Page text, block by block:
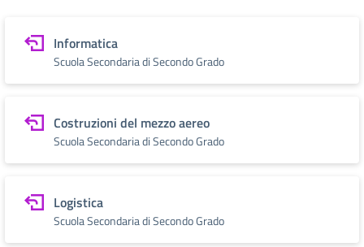
Informatica
Scuola Secondaria di Secondo Grado
Costruzioni del mezzo aereo
Scuola Secondaria di Secondo Grado
Logistica
Scuola Secondaria di Secondo Grado